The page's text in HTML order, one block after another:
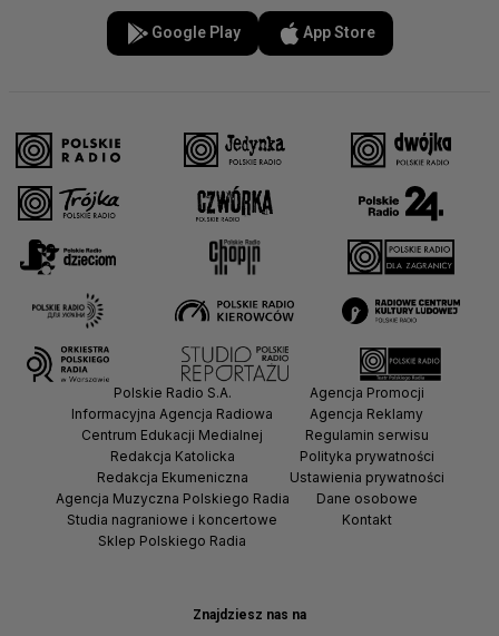
Google Play App Store
Znajdziesz nas na
Polskie Radio S.A.
Informacyjna Agencja Radiowa
Centrum Edukacji Medialnej
Redakcja Katolicka
Redakcja Ekumeniczna
Agencja Muzyczna Polskiego Radia
Studia nagraniowe i koncertowe
Sklep Polskiego Radia
Agencja Promocji
Agencja Reklamy
Regulamin serwisu
Polityka prywatności
Ustawienia prywatności
Dane osobowe
Kontakt